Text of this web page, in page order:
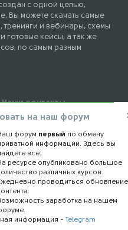
с одной целью,
Вы можете скачать самые
тренинги и вебинары, схемы
готовые кейсы, а так же
по самым разным
Наши контакты
Обратная связь
Конфиденциальность
Правообладателям
на наш форум
форум первый по обмену
информации. Здесь вы
все.
ресурсе опубликовано большое
различных курсов.
проводиться обновление
заработка на нашем
информация -Telegram